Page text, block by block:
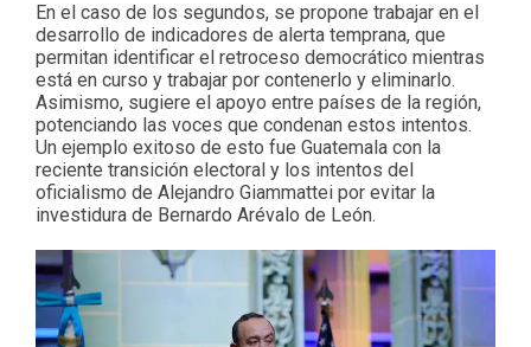
En el caso de los segundos, se propone trabajar en el
desarrollo de indicadores de alerta temprana, que
permitan identificar el retroceso democrático mientras
está en curso y trabajar por contenerlo y eliminarlo.
Asimismo, sugiere el apoyo entre países de la región,
potenciando las voces que condenan estos intentos.
Un ejemplo exitoso de esto fue Guatemala con la
reciente transición electoral y los intentos del
oficialismo de Alejandro Giammattei por evitar la
investidura de Bernardo Arévalo de León.